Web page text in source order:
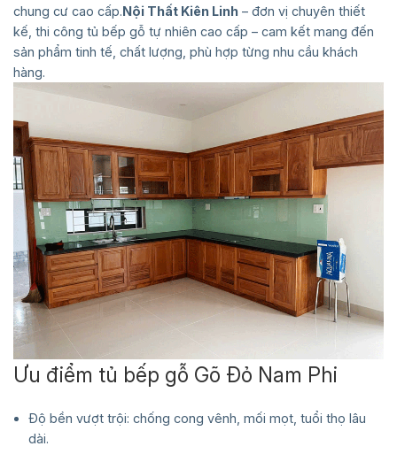
chung cư cao cấp.Nội Thất Kiên Linh – đơn vị chuyên thiết
kế, thi công tủ bếp gỗ tự nhiên cao cấp – cam kết mang đến
sản phẩm tinh tế, chất lượng, phù hợp từng nhu cầu khách
hàng.
Ưu điểm tủ bếp gỗ Gõ Đỏ Nam Phi
Độ bền vượt trội: chống cong vênh, mối mọt, tuổi thọ lâu
dài.